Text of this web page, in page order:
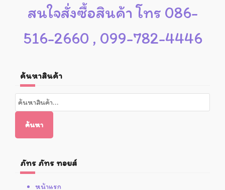
สนใจสั่งซื้อสินค้า โทร 086-
516-2660 , 099-782-4446
ค้นหาสินค้า
ค้นหา:
ค้นหา
ภัทร ภัทร ทอยส์
หน้าแรก